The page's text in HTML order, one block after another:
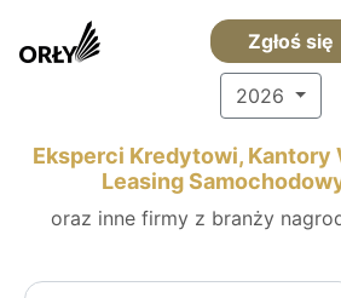
Zgłoś się
2026
Eksperci Kredytowi, Kantory
Leasing
oraz inne firmy z branży